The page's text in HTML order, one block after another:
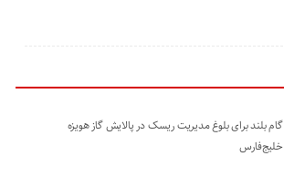
گام بلند برای بلوغ مدیریت ریسک در پالایش گاز هویزه
خلیج‌فارس